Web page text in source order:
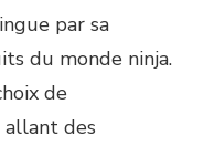
par sa
du monde ninja.
de
allant des